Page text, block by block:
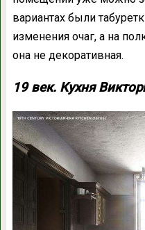
вариантах были
изменения очаг, а на
она не декоративная.
19 век. Кухня